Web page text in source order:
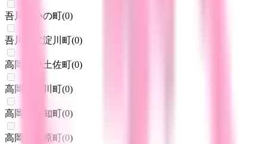
吾川郡いの町(0)
吾川郡仁淀川町(0)
高岡郡中土佐町(0)
高岡郡佐川町(0)
高岡郡越知町(0)
高岡郡檮原町(0)